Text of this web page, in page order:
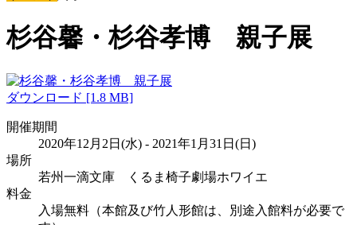
杉谷馨・杉谷孝博 親子展
ダウンロード [1.8 MB]
開催期間
2020年12月2日(水) - 2021年1月31日(日)
場所
若州一滴文庫 くるま椅子劇場ホワイエ
料金
入場無料（本館及び竹人形館は、別途入館料が必要で